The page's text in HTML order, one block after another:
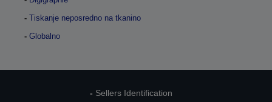
Tiskanje neposredno na tkanino
Globalno
Sellers Identification